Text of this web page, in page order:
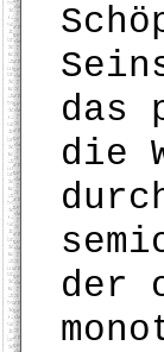
das
die
der